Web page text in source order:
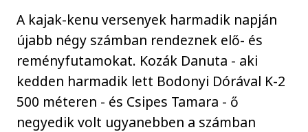
A kajak-kenu versenyek harmadik napján
újabb négy számban rendeznek elő- és
reményfutamokat. Kozák Danuta - aki
kedden harmadik lett Bodonyi Dórával K-2
500 méteren - és Csipes Tamara - ő
negyedik volt ugyanebben a számban